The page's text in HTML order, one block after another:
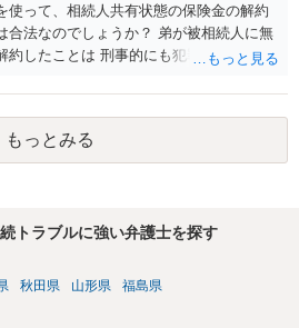
使って、相続人共有状態の保険金の解約
合法なのでしょうか？ 弟が被相続人に無
約したことは 刑事的にも犯罪となる可能
て、弁護士に面談で詳しい事情を話して
。
もっとみる
トラブルに強い弁護士を探す
秋田県 山形県 福島県